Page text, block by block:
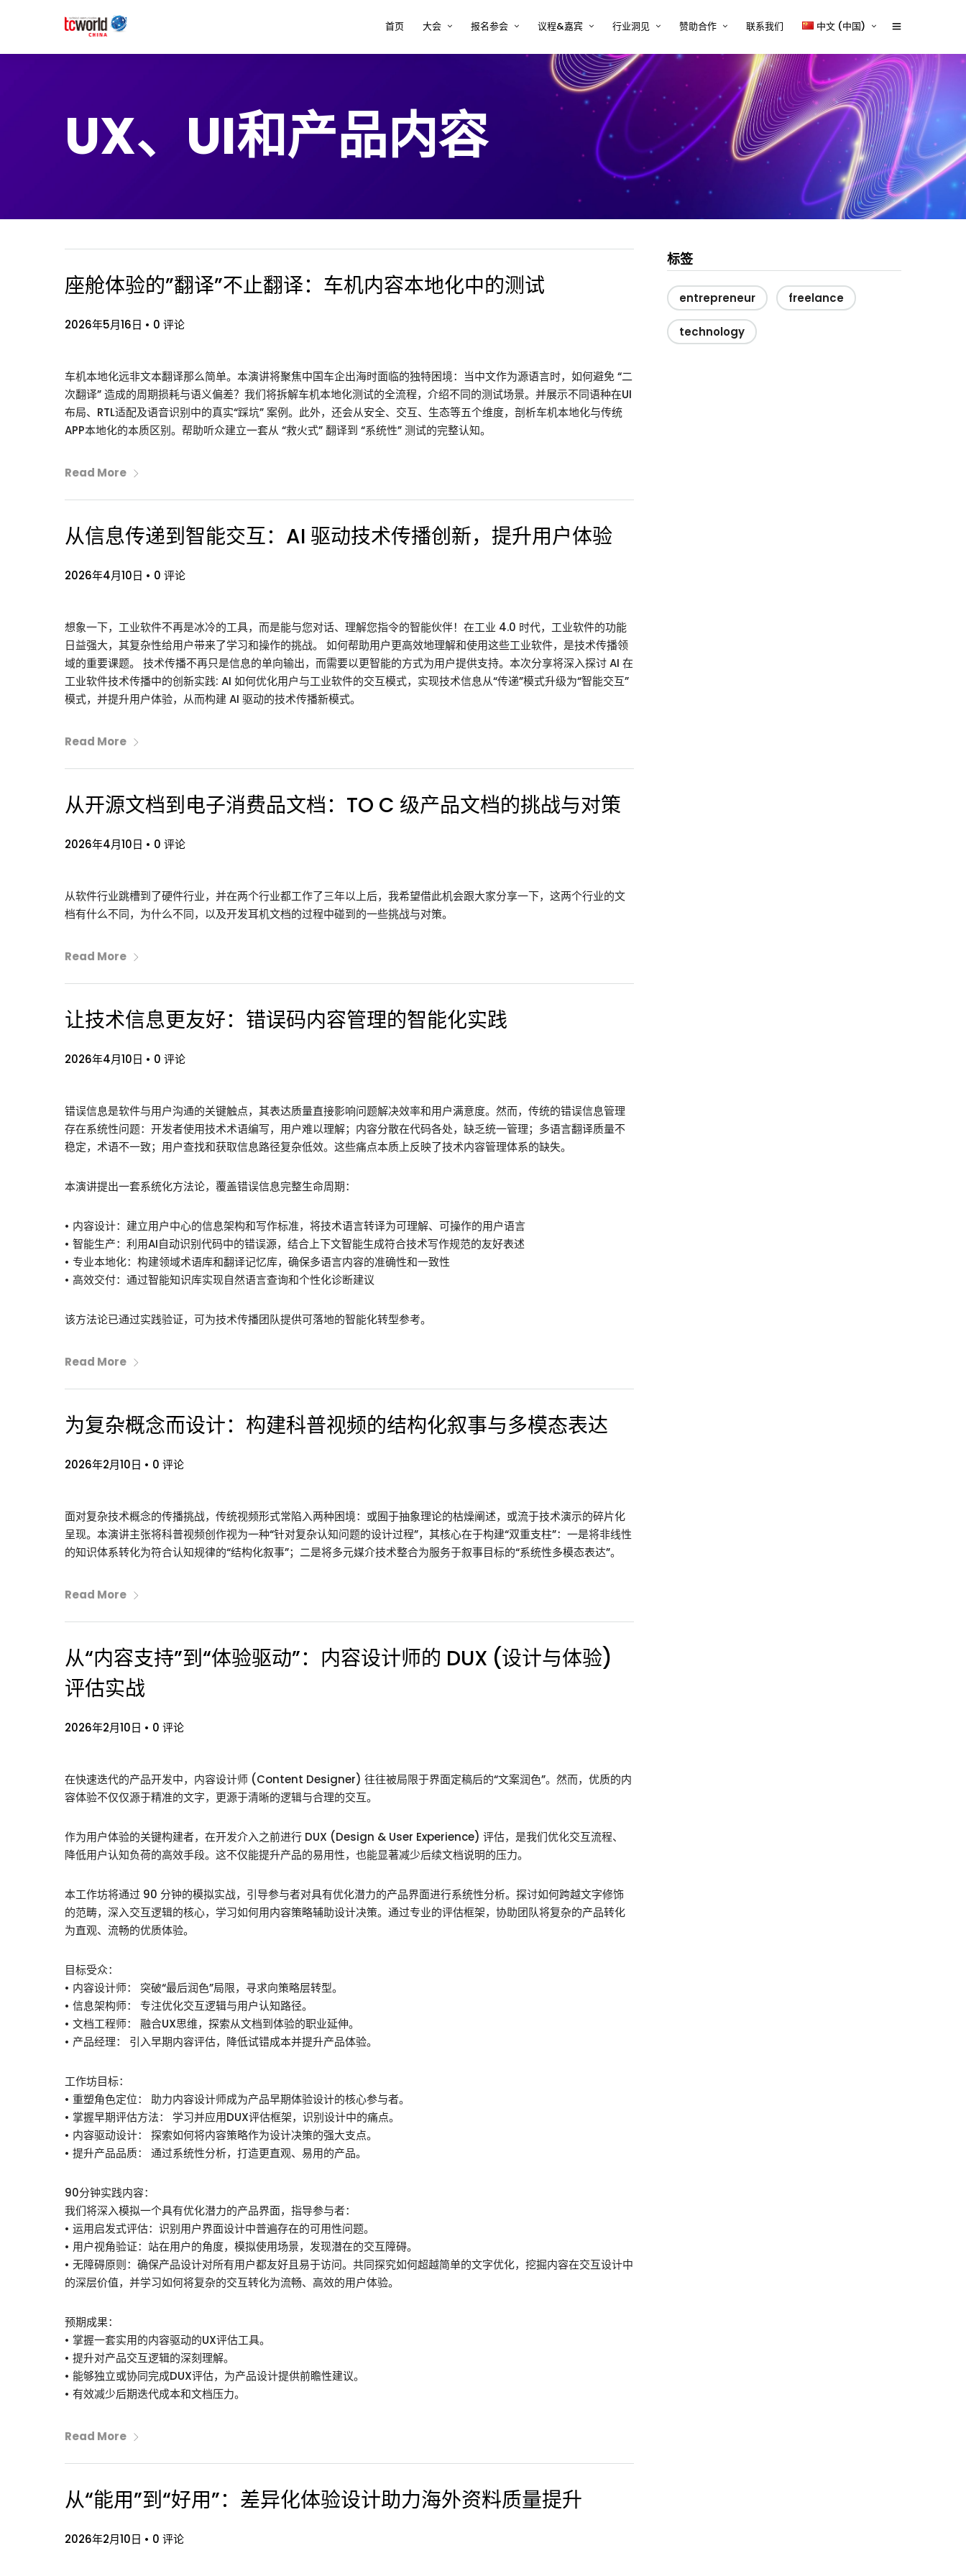
首页 大会
大会评审团
大会地点
报名参会
注册 tcworld 大会
议程&嘉宾
大会议程
大会嘉宾
2026年嘉宾时间表
行业洞见
半导体行业的技术内容挑战与解决
方案
复杂设备行业的技术内容挑战与解
决方案
新能源、储能与电力电子行业的技
术内容挑战与解决方案
医疗器械行业的技术内容挑战与解
决方案
汽车行业的技术内容挑战与解决方
解决方案
赞助合作
赞助商2026
tcworld 2026 中国大会赞助通道
正式开启
赞助招募
赞助商时间表
Exhibitor and/or Sponsorship
联系我们 中文 (中国)
中文 (中国)
UX、UI和产品内容
座舱体验的”翻译”不止翻译：车机内容本地化中的测试
2026年5月16日 • 0 评论
车机本地化远非文本翻译那么简单。本演讲将聚焦中国车企出海时面临的独特困境：当中文作为源语言时，如何避免 “二
次翻译” 造成的周期损耗与语义偏差？我们将拆解车机本地化测试的全流程，介绍不同的测试场景。并展示不同语种在UI
布局、RTL适配及语音识别中的真实“踩坑” 案例。此外，还会从安全、交互、生态等五个维度，剖析车机本地化与传统
APP本地化的本质区别。帮助听众建立一套从 “救火式” 翻译到 “系统性” 测试的完整认知。
Read More
从信息传递到智能交互：AI 驱动技术传播创新，提升用户体验
2026年4月10日 • 0 评论
想象一下，工业软件不再是冰冷的工具，而是能与您对话、理解您指令的智能伙伴！在工业 4.0 时代，工业软件的功能
日益强大，其复杂性给用户带来了学习和操作的挑战。 如何帮助用户更高效地理解和使用这些工业软件，是技术传播领
域的重要课题。 技术传播不再只是信息的单向输出，而需要以更智能的方式为用户提供支持。本次分享将深入探讨 AI 在
工业软件技术传播中的创新实践: AI 如何优化用户与工业软件的交互模式，实现技术信息从“传递”模式升级为“智能交互”
模式，并提升用户体验，从而构建 AI 驱动的技术传播新模式。
Read More
从开源文档到电子消费品文档：TO C 级产品文档的挑战与对策
2026年4月10日 • 0 评论
从软件行业跳槽到了硬件行业，并在两个行业都工作了三年以上后，我希望借此机会跟大家分享一下，这两个行业的文
档有什么不同，为什么不同，以及开发耳机文档的过程中碰到的一些挑战与对策。
Read More
让技术信息更友好：错误码内容管理的智能化实践
2026年4月10日 • 0 评论
错误信息是软件与用户沟通的关键触点，其表达质量直接影响问题解决效率和用户满意度。然而，传统的错误信息管理
存在系统性问题：开发者使用技术术语编写，用户难以理解；内容分散在代码各处，缺乏统一管理；多语言翻译质量不
稳定，术语不一致；用户查找和获取信息路径复杂低效。这些痛点本质上反映了技术内容管理体系的缺失。
本演讲提出一套系统化方法论，覆盖错误信息完整生命周期：
• 内容设计：建立用户中心的信息架构和写作标准，将技术语言转译为可理解、可操作的用户语言
• 智能生产：利用AI自动识别代码中的错误源，结合上下文智能生成符合技术写作规范的友好表述
• 专业本地化：构建领域术语库和翻译记忆库，确保多语言内容的准确性和一致性
• 高效交付：通过智能知识库实现自然语言查询和个性化诊断建议
该方法论已通过实践验证，可为技术传播团队提供可落地的智能化转型参考。
Read More
为复杂概念而设计：构建科普视频的结构化叙事与多模态表达
2026年2月10日 • 0 评论
面对复杂技术概念的传播挑战，传统视频形式常陷入两种困境：或囿于抽象理论的枯燥阐述，或流于技术演示的碎片化
呈现。本演讲主张将科普视频创作视为一种“针对复杂认知问题的设计过程”，其核心在于构建“双重支柱”：一是将非线性
的知识体系转化为符合认知规律的“结构化叙事”；二是将多元媒介技术整合为服务于叙事目标的“系统性多模态表达”。
Read More
从“内容支持”到“体验驱动”：内容设计师的 DUX (设计与体验)
评估实战
2026年2月10日 • 0 评论
在快速迭代的产品开发中，内容设计师 (Content Designer) 往往被局限于界面定稿后的“文案润色”。然而，优质的内
容体验不仅仅源于精准的文字，更源于清晰的逻辑与合理的交互。
作为用户体验的关键构建者，在开发介入之前进行 DUX (Design & User Experience) 评估，是我们优化交互流程、
降低用户认知负荷的高效手段。这不仅能提升产品的易用性，也能显著减少后续文档说明的压力。
本工作坊将通过 90 分钟的模拟实战，引导参与者对具有优化潜力的产品界面进行系统性分析。探讨如何跨越文字修饰
的范畴，深入交互逻辑的核心，学习如何用内容策略辅助设计决策。通过专业的评估框架，协助团队将复杂的产品转化
为直观、流畅的优质体验。
目标受众：
• 内容设计师： 突破“最后润色”局限，寻求向策略层转型。
• 信息架构师： 专注优化交互逻辑与用户认知路径。
• 文档工程师： 融合UX思维，探索从文档到体验的职业延伸。
• 产品经理： 引入早期内容评估，降低试错成本并提升产品体验。
工作坊目标：
• 重塑角色定位： 助力内容设计师成为产品早期体验设计的核心参与者。
• 掌握早期评估方法： 学习并应用DUX评估框架，识别设计中的痛点。
• 内容驱动设计： 探索如何将内容策略作为设计决策的强大支点。
• 提升产品品质： 通过系统性分析，打造更直观、易用的产品。
90分钟实践内容：
我们将深入模拟一个具有优化潜力的产品界面，指导参与者：
• 运用启发式评估：识别用户界面设计中普遍存在的可用性问题。
• 用户视角验证：站在用户的角度，模拟使用场景，发现潜在的交互障碍。
• 无障碍原则：确保产品设计对所有用户都友好且易于访问。共同探究如何超越简单的文字优化，挖掘内容在交互设计中
的深层价值，并学习如何将复杂的交互转化为流畅、高效的用户体验。
预期成果：
• 掌握一套实用的内容驱动的UX评估工具。
• 提升对产品交互逻辑的深刻理解。
• 能够独立或协同完成DUX评估，为产品设计提供前瞻性建议。
• 有效减少后期迭代成本和文档压力。
Read More
从“能用”到“好用”：差异化体验设计助力海外资料质量提升
2026年2月10日 • 0 评论
标签
entrepreneur freelance
technology